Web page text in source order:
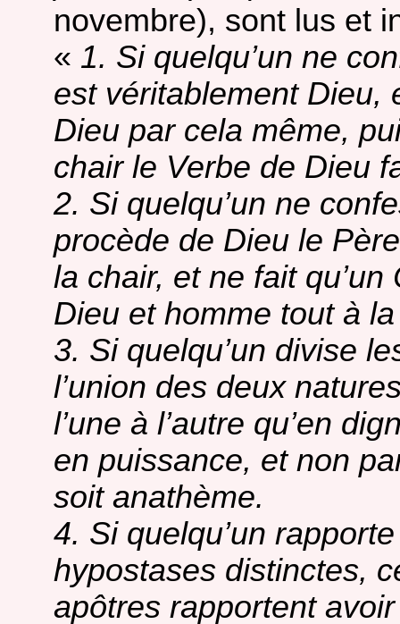
novembre), sont lus et
« 1. Si quelqu’un ne
est véritablement Dieu,
Dieu par cela même,
chair le Verbe de Dieu
2. Si quelqu’un ne
procède de Dieu le
la chair, et ne fait
Dieu et homme tout à
3. Si quelqu’un divise
l’union des deux
l’une à l’autre qu’en
en puissance, et non
soit anathème.
4. Si quelqu’un
hypostases distinctes,
apôtres rapportent